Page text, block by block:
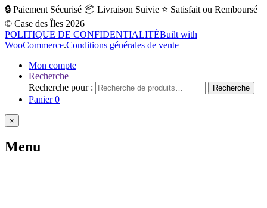
🔒 Paiement Sécurisé 📦 Livraison Suivie ⭐ Satisfait ou Remboursé
© Case des Îles 2026
POLITIQUE DE CONFIDENTIALITÉBuilt with
WooCommerce.Conditions générales de vente
Mon compte
Recherche
Recherche pour :
Recherche
Panier0
×
Menu